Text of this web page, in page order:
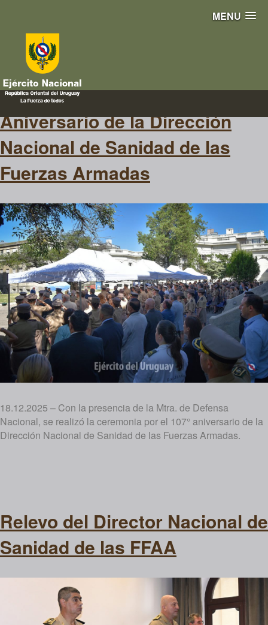
MENU
sanidad
Aniversario de la Dirección
Nacional de Sanidad de las
Fuerzas Armadas
18.12.2025 – Con la presencia de la Mtra. de Defensa
Nacional, se realizó la ceremonia por el 107° aniversario de la
Dirección Nacional de Sanidad de las Fuerzas Armadas.
Relevo del Director Nacional de
Sanidad de las FFAA